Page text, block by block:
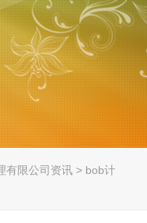
有限公司资讯 > bob计